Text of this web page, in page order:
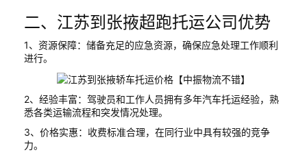
二、江苏到张掖超跑托运公司优势
1、资源保障：储备充足的应急资源，确保应急处理工作顺利
进行。
2、经验丰富：驾驶员和工作人员拥有多年汽车托运经验，熟
悉各类运输流程和突发情况处理。
3、价格实惠：收费标准合理，在同行业中具有较强的竞争
力。